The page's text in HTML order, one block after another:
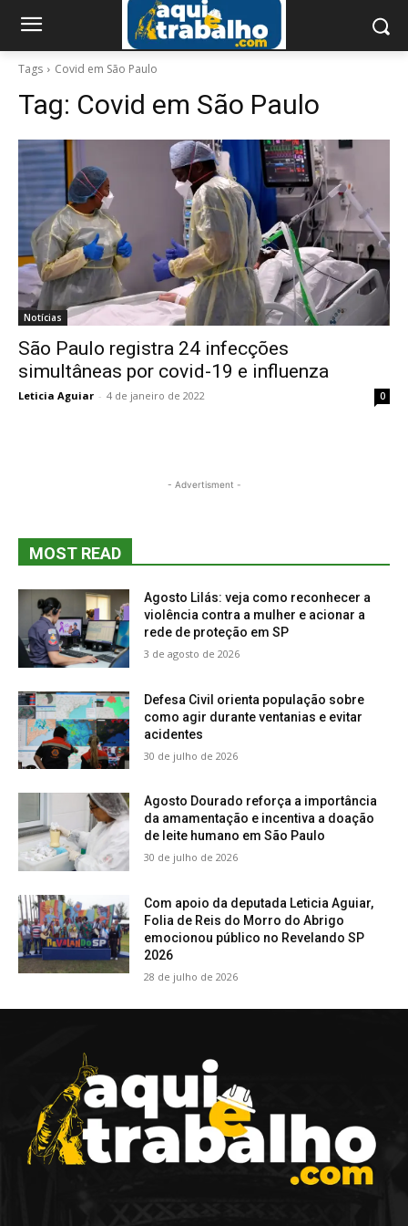
Tags Covid em São Paulo
Tag: Covid em São Paulo
Notícias
São Paulo registra 24 infecções
simultâneas por covid-19 e influenza
Leticia Aguiar - 4 de janeiro de 2022 0
- Advertisment -
MOST READ
Agosto Lilás: veja como reconhecer a
violência contra a mulher e acionar a
rede de proteção em SP
3 de agosto de 2026
Defesa Civil orienta população sobre
como agir durante ventanias e evitar
acidentes
30 de julho de 2026
Agosto Dourado reforça a importância
da amamentação e incentiva a doação
de leite humano em São Paulo
30 de julho de 2026
Com apoio da deputada Leticia Aguiar,
Folia de Reis do Morro do Abrigo
emocionou público no Revelando SP
2026
28 de julho de 2026